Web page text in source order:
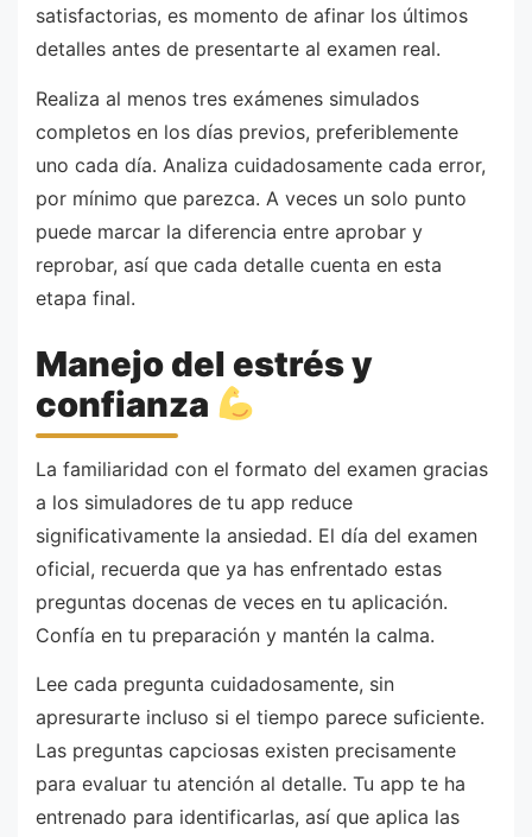
satisfactorias, es momento de afinar los últimos
detalles antes de presentarte al examen real.
Realiza al menos tres exámenes simulados
completos en los días previos, preferiblemente
uno cada día. Analiza cuidadosamente cada error,
por mínimo que parezca. A veces un solo punto
puede marcar la diferencia entre aprobar y
reprobar, así que cada detalle cuenta en esta
etapa final.
Manejo del estrés y
confianza
La familiaridad con el formato del examen gracias
a los simuladores de tu app reduce
significativamente la ansiedad. El día del examen
oficial, recuerda que ya has enfrentado estas
preguntas docenas de veces en tu aplicación.
Confía en tu preparación y mantén la calma.
Lee cada pregunta cuidadosamente, sin
apresurarte incluso si el tiempo parece suficiente.
Las preguntas capciosas existen precisamente
para evaluar tu atención al detalle. Tu app te ha
entrenado para identificarlas, así que aplica las